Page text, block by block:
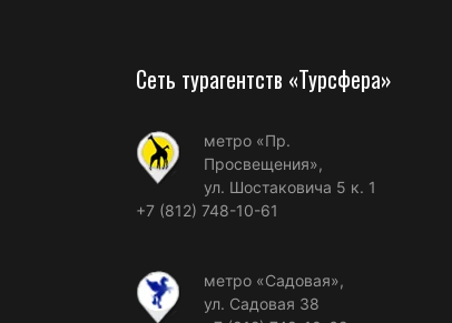
Сеть турагентств «Турсфера»
метро «Пр.
Просвещения»,
ул. Шостаковича 5 к. 1
+7 (812) 748-10-61
метро «Садовая»,
ул. Садовая 38